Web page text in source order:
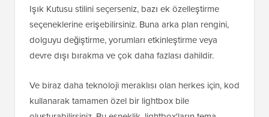
Işık Kutusu stilini seçerseniz, bazı ek özelleştirme
seçeneklerine erişebilirsiniz. Buna arka plan rengini,
dolguyu değiştirme, yorumları etkinleştirme veya
devre dışı bırakma ve çok daha fazlası dahildir.
Ve biraz daha teknoloji meraklısı olan herkes için, kod
kullanarak tamamen özel bir lightbox bile